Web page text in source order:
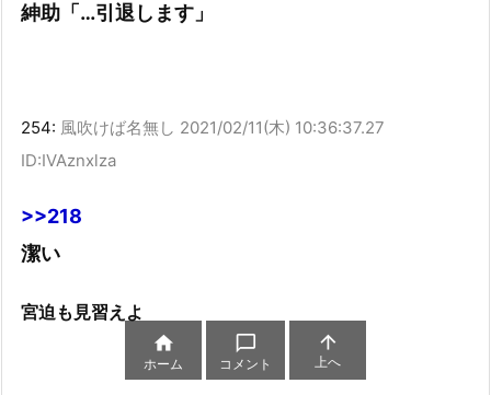
紳助「…引退します」
254: 風吹けば名無し 2021/02/11(木) 10:36:37.27
ID:IVAznxlza
>>218
潔い
宮迫も見習えよ

ホーム

コメント

上へ